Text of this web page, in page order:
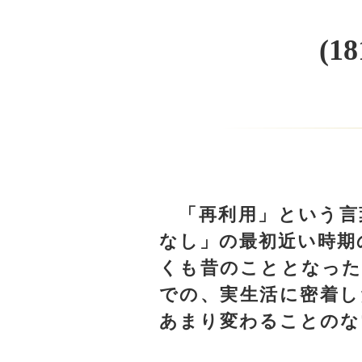
「再利用」という言
なし」の最初近い時
くも昔のこととなっ
での、実生活に密着
あまり変わることの